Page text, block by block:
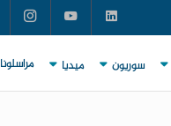
سوريون ميديا مراسلونا